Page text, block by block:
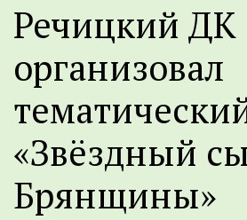
Речицкий ДК
организовал
«Звёздный
Брянщины»